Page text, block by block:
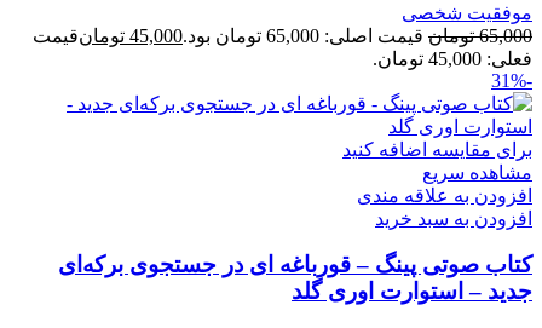
موفقیت شخصی
65,000 تومان قیمت اصلی: 65,000 تومان بود. 45,000 تومانقیمت
فعلی: 45,000 تومان.
-31%
برای مقایسه اضافه کنید
مشاهده سریع
افزودن به علاقه مندی
افزودن به سبد خرید
کتاب صوتی پینگ – قورباغه ای در جستجوی برکه‌ای
جدید – استوارت اوری گلد